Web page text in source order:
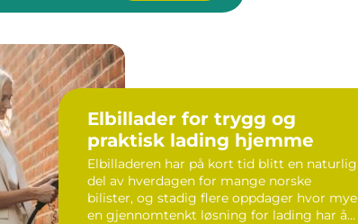
Elbillader for trygg og
praktisk lading hjemme
Elbilladeren har på kort tid blitt en naturlig
del av hverdagen for mange norske
bilister, og stadig flere oppdager hvor mye
en gjennomtenkt løsning for lading har å